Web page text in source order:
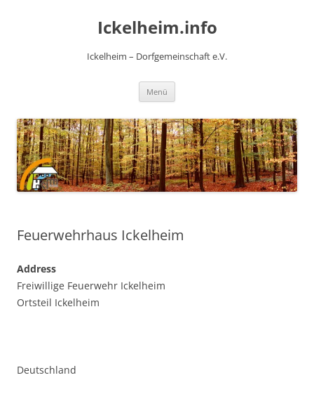
Ickelheim.info
Ickelheim – Dorfgemeinschaft e.V.
Menü
Feuerwehrhaus Ickelheim
Address
Freiwillige Feuerwehr Ickelheim
Ortsteil Ickelheim
Deutschland